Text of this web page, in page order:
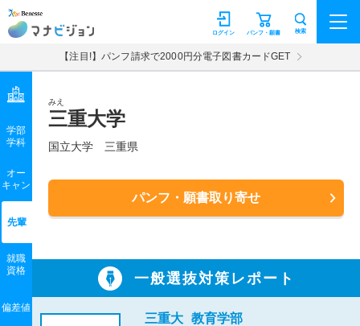
マナビジョン パンフ・願書
ログイン 検索
【注目!】パンフ請求で2000円分電子図書カードGET
みえ
三重大学
国立大学 三重県
パンフ・願書取り寄せ
学部
学科
オー
キャン
先輩
就職
資格
偏差値
一般選抜対策レポート
三重大 教育学部